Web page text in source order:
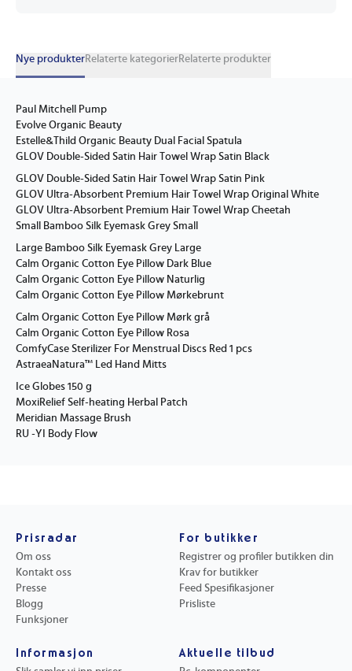
Nye produkterRelaterte kategorierRelaterte produkter
Paul Mitchell Pump
Evolve Organic Beauty
Estelle&Thild Organic Beauty Dual Facial Spatula
GLOV Double-Sided Satin Hair Towel Wrap Satin Black
GLOV Double-Sided Satin Hair Towel Wrap Satin Pink
GLOV Ultra-Absorbent Premium Hair Towel Wrap Original White
GLOV Ultra-Absorbent Premium Hair Towel Wrap Cheetah
Small Bamboo Silk Eyemask Grey Small
Large Bamboo Silk Eyemask Grey Large
Calm Organic Cotton Eye Pillow Dark Blue
Calm Organic Cotton Eye Pillow Naturlig
Calm Organic Cotton Eye Pillow Mørkebrunt
Calm Organic Cotton Eye Pillow Mørk grå
Calm Organic Cotton Eye Pillow Rosa
ComfyCase Sterilizer For Menstrual Discs Red 1 pcs
AstraeaNatura™ Led Hand Mitts
Ice Globes 150 g
MoxiRelief Self-heating Herbal Patch
Meridian Massage Brush
RU -YI Body Flow
Prisradar
Om oss
Kontakt oss
Presse
Blogg
Funksjoner
For butikker
Registrer og profiler butikken din
Krav for butikker
Feed Spesifikasjoner
Prisliste
Informasjon Aktuelle tilbud